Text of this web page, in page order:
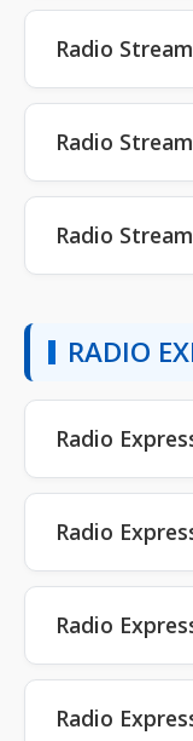
Radio
Radio
Radio
RADIO
Radio
Radio
Radio
Radio